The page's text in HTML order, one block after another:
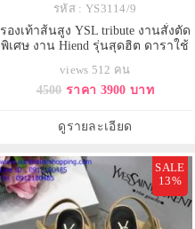
รหัส : YS3114/9
รองเท้าส้นสูง YSL tribute งานสั่งตัด
พิเศษ งาน Hiend รุ่นสุดฮิต ดาราใช้
views 512 คน
4500 ราคา 3900 บาท
ดูรายละเอียด
SALE
13%